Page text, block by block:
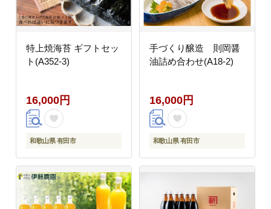
特上焼海苔 ギフトセッ
ト(A352-3)
16,000円
和歌山県 有田市
手づくり醸造 則岡醤
油詰め合わせ(A18-2)
16,000円
和歌山県 有田市